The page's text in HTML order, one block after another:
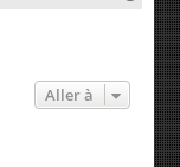
Aller à